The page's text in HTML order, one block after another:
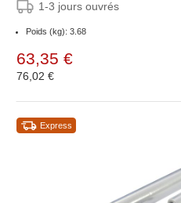
1-3 jours ouvrés
Poids (kg): 3.68
63,35 €
76,02 €
Express